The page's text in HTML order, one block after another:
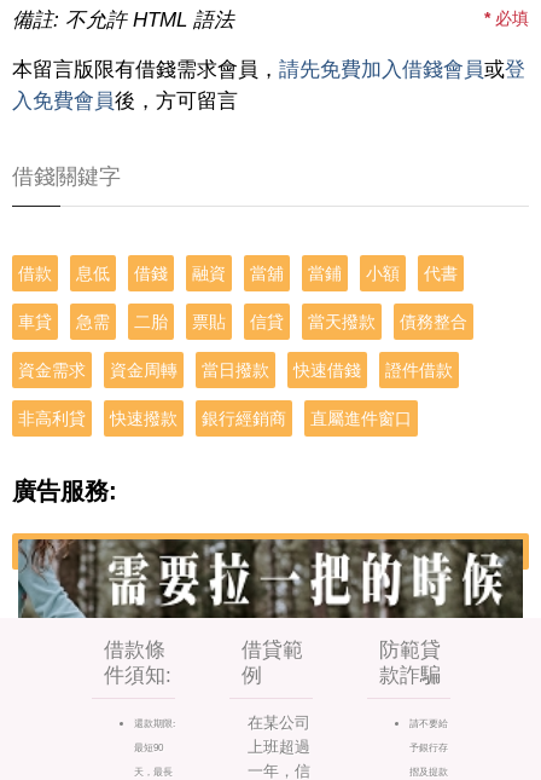
備註: 不允許 HTML 語法 *必填
本留言版限有借錢需求會員， 請先免費加入借錢會員或登
入免費會員後，方可留言
借錢關鍵字
借款 息低 借錢 融資 當舖 當鋪 小額 代書
車貸 急需 二胎 票貼 信貸 當天撥款 債務整合
資金需求 資金周轉 當日撥款 快速借錢 證件借款
非高利貸 快速撥款 銀行經銷商 直屬進件窗口
廣告服務:
借款條
件須知:
還款期限:
最短90
天，最長
借貸範
例
在某公司
上班超過
一年，信
防範貸
款詐騙
請不要給
予銀行存
摺及提款